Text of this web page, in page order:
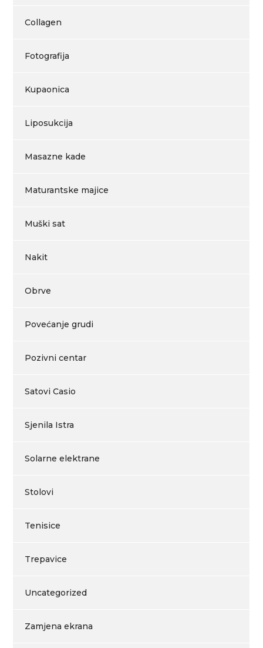
Collagen
Fotografija
Kupaonica
Liposukcija
Masazne kade
Maturantske majice
Muški sat
Nakit
Obrve
Povećanje grudi
Pozivni centar
Satovi Casio
Sjenila Istra
Solarne elektrane
Stolovi
Tenisice
Trepavice
Uncategorized
Zamjena ekrana